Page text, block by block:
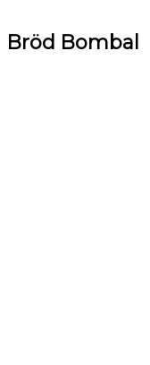
Bröd Bombal